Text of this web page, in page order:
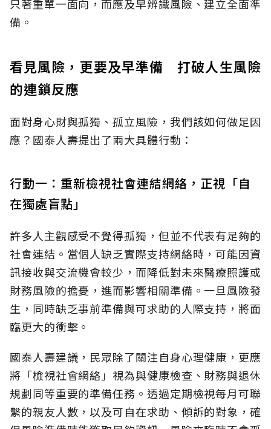
只著重單一面向，而應及早辨識風險、建立全面準
備。
看見風險，更要及早準備 打破人生風險
的連鎖反應
面對身心財與孤獨、孤立風險，我們該如何做足因
應？國泰人壽提出了兩大具體行動：
行動一：重新檢視社會連結網絡，正視「自
在獨處盲點」
許多人主觀感受不覺得孤獨，但並不代表有足夠的
社會連結。當個人缺乏實際支持網絡時，可能因資
訊接收與交流機會較少，而降低對未來醫療照護或
財務風險的擔憂，進而影響相關準備。一旦風險發
生，同時缺乏事前準備與可求助的人際支持，將面
臨更大的衝擊。
國泰人壽建議，民眾除了關注自身心理健康，更應
將「檢視社會網絡」視為與健康檢查、財務與退休
規劃同等重要的準備任務。透過定期檢視每月可聯
繫的親友人數，以及可自在求助、傾訴的對象，確